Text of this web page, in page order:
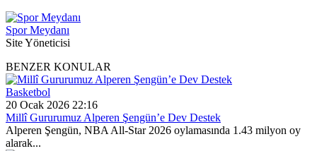
Spor Meydanı
Site Yöneticisi
BENZER KONULAR
Basketbol
20 Ocak 2026 22:16
Millî Gururumuz Alperen Şengün’e Dev Destek
Alperen Şengün, NBA All-Star 2026 oylamasında 1.43 milyon oy
alarak...